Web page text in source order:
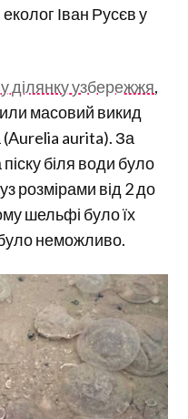
Іван Русєв у
ділянку узбережжя,
масовий викид
(Aurelia aurita). За
біля води було
розмірами від 2 до
шельфі було їх
неможливо.